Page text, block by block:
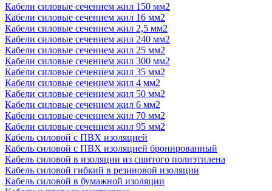
Кабели силовые сечением жил 150 мм2
Кабели силовые сечением жил 16 мм2
Кабели силовые сечением жил 2,5 мм2
Кабели силовые сечением жил 240 мм2
Кабели силовые сечением жил 25 мм2
Кабели силовые сечением жил 300 мм2
Кабели силовые сечением жил 35 мм2
Кабели силовые сечением жил 4 мм2
Кабели силовые сечением жил 50 мм2
Кабели силовые сечением жил 6 мм2
Кабели силовые сечением жил 70 мм2
Кабели силовые сечением жил 95 мм2
Кабель силовой с ПВХ изоляцией
Кабель силовой с ПВХ изоляцией бронированный
Кабель силовой в изоляции из сшитого полиэтилена
Кабель силовой гибкий в резиновой изоляции
Кабель силовой в бумажной изоляции